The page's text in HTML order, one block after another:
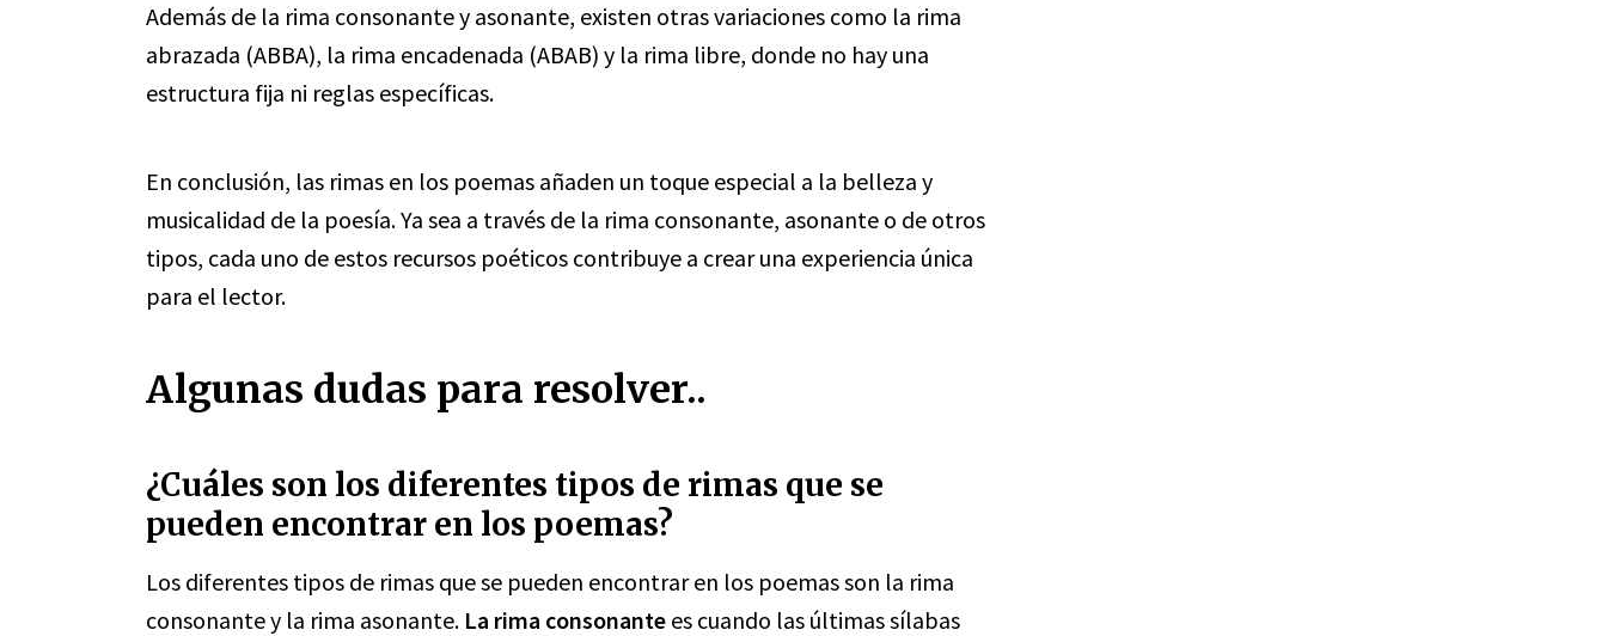
Además de la rima consonante y asonante, existen otras variaciones como la rima
abrazada (ABBA), la rima encadenada (ABAB) y la rima libre, donde no hay una
estructura fija ni reglas específicas.
En conclusión, las rimas en los poemas añaden un toque especial a la belleza y
musicalidad de la poesía. Ya sea a través de la rima consonante, asonante o de otros
tipos, cada uno de estos recursos poéticos contribuye a crear una experiencia única
para el lector.
Algunas dudas para resolver..
¿Cuáles son los diferentes tipos de rimas que se
pueden encontrar en los poemas?
Los diferentes tipos de rimas que se pueden encontrar en los poemas son la rima
consonante y la rima asonante. La rima consonante es cuando las últimas sílabas